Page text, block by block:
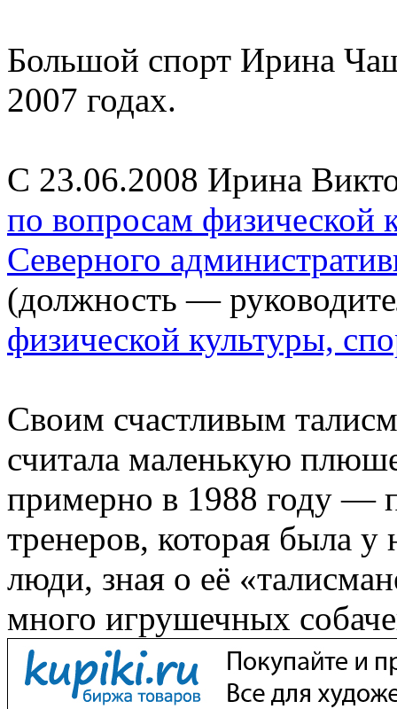
Большой спорт Ирина
2007 годах.
С 23.06.2008 Ирина
по вопросам физической
Северного
(должность —
физической культуры,
Своим счастливым
считала маленькую
примерно в 1988 году —
тренеров, которая была
люди, зная о её
много игрушечных